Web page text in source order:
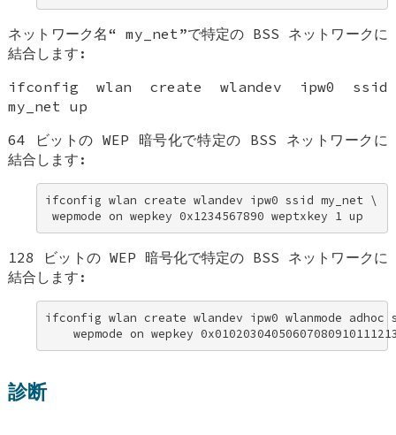
ネットワーク名“ my_net”で特定の BSS ネットワークに
結合します:
ifconfig wlan create wlandev ipw0 ssid
my_net up
64 ビットの WEP 暗号化で特定の BSS ネットワークに
結合します:
ifconfig wlan create wlandev ipw0 ssid my_net \
wepmode on wepkey 0x1234567890 weptxkey 1 up
128 ビットの WEP 暗号化で特定の BSS ネットワークに
結合します:
ifconfig wlan create wlandev ipw0 wlanmode
wepmode on wepkey
診断